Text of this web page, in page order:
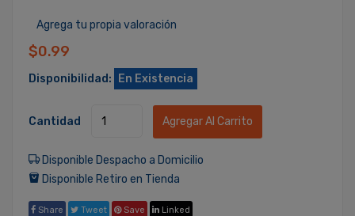
Agrega tu propia valoración
$0.99
Disponibilidad: En Existencia
Cantidad Agregar Al Carrito
Disponible Despacho a Domicilio
Disponible Retiro en Tienda
Share Tweet Save Linked